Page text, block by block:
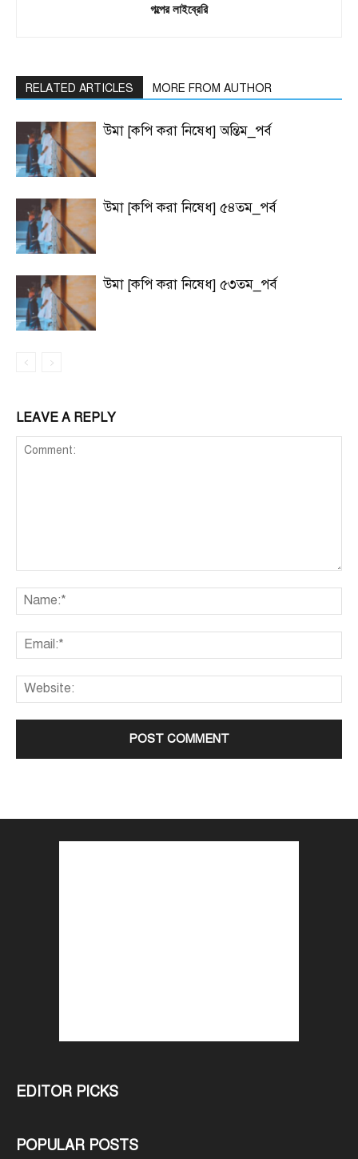
গল্পের লাইব্রেরি
RELATED ARTICLES MORE FROM AUTHOR
উমা [কপি করা নিষেধ] অন্তিম_পর্ব
উমা [কপি করা নিষেধ] ৫৪তম_পর্ব
উমা [কপি করা নিষেধ] ৫৩তম_পর্ব
LEAVE A REPLY
EDITOR PICKS
POPULAR POSTS